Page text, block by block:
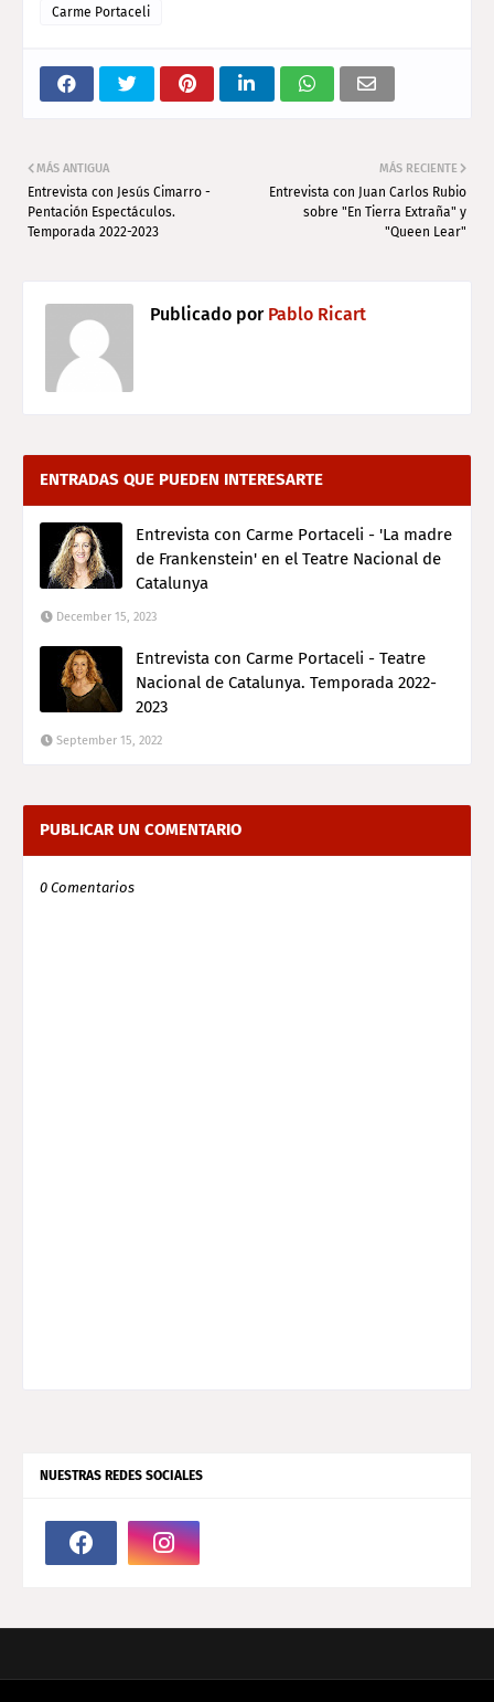
Carme Portaceli
MÁS RECIENTE
Entrevista con Juan Carlos Rubio
sobre "En Tierra Extraña" y
"Queen Lear"
MÁS ANTIGUA
Entrevista con Jesús Cimarro -
Pentación Espectáculos.
Temporada 2022-2023
Publicado porPablo Ricart
ENTRADAS QUE PUEDEN INTERESARTE
Entrevista con Carme Portaceli - 'La madre
de Frankenstein' en el Teatre Nacional de
Catalunya
December 15, 2023
Entrevista con Carme Portaceli - Teatre
Nacional de Catalunya. Temporada 2022-
2023
September 15, 2022
PUBLICAR UN COMENTARIO
0 Comentarios
NUESTRAS REDES SOCIALES